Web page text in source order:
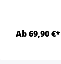
Ab 69,90 €*